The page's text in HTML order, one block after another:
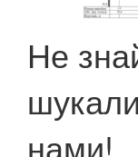
Не
нами!